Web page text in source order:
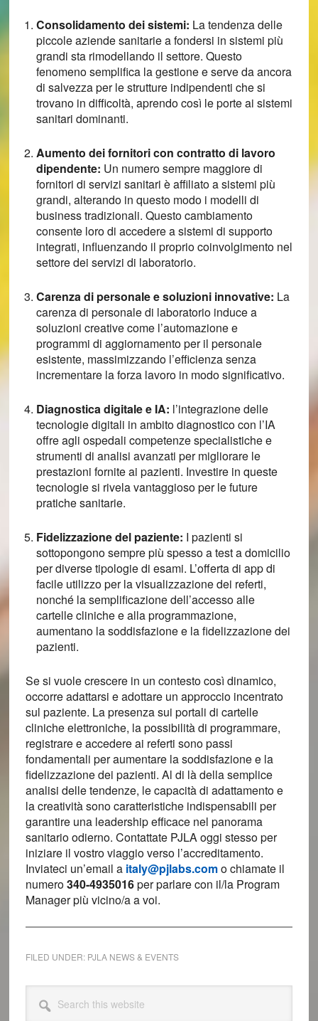
Consolidamento dei sistemi: La tendenza delle
piccole aziende sanitarie a fondersi in sistemi più
grandi sta rimodellando il settore. Questo
fenomeno semplifica la gestione e serve da ancora
di salvezza per le strutture indipendenti che si
trovano in difficoltà, aprendo così le porte ai sistemi
sanitari dominanti.
Aumento dei fornitori con contratto di lavoro
dipendente: Un numero sempre maggiore di
fornitori di servizi sanitari è affiliato a sistemi più
grandi, alterando in questo modo i modelli di
business tradizionali. Questo cambiamento
consente loro di accedere a sistemi di supporto
integrati, influenzando il proprio coinvolgimento nel
settore dei servizi di laboratorio.
Carenza di personale e soluzioni innovative: La
carenza di personale di laboratorio induce a
soluzioni creative come l’automazione e
programmi di aggiornamento per il personale
esistente, massimizzando l’efficienza senza
incrementare la forza lavoro in modo significativo.
Diagnostica digitale e IA: l’integrazione delle
tecnologie digitali in ambito diagnostico con l’IA
offre agli ospedali competenze specialistiche e
strumenti di analisi avanzati per migliorare le
prestazioni fornite ai pazienti. Investire in queste
tecnologie si rivela vantaggioso per le future
pratiche sanitarie.
Fidelizzazione del paziente: I pazienti si
sottopongono sempre più spesso a test a domicilio
per diverse tipologie di esami. L’offerta di app di
facile utilizzo per la visualizzazione dei referti,
nonché la semplificazione dell’accesso alle
cartelle cliniche e alla programmazione,
aumentano la soddisfazione e la fidelizzazione dei
pazienti.
Se si vuole crescere in un contesto così dinamico,
occorre adattarsi e adottare un approccio incentrato
sul paziente. La presenza sui portali di cartelle
cliniche elettroniche, la possibilità di programmare,
registrare e accedere ai referti sono passi
fondamentali per aumentare la soddisfazione e la
fidelizzazione dei pazienti. Al di là della semplice
analisi delle tendenze, le capacità di adattamento e
la creatività sono caratteristiche indispensabili per
garantire una leadership efficace nel panorama
sanitario odierno. Contattate PJLA oggi stesso per
iniziare il vostro viaggio verso l’accreditamento.
Inviateci un’email a italy@pjlabs.como chiamate il
numero340-4935016per parlare con il/la Program
Manager più vicino/a a voi.
FILED UNDER: PJLA NEWS & EVENTS
Primary
Sidebar
this